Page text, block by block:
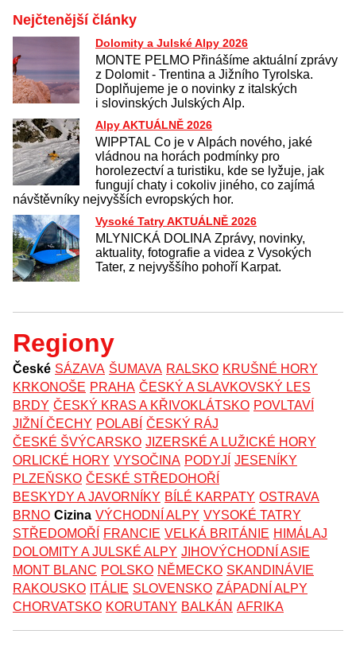
Nejčtenější články
Dolomity a Julské Alpy 2026
MONTE PELMO Přinášíme aktuální zprávy
z Dolomit - Trentina a Jižního Tyrolska.
Doplňujeme je o novinky z italských
i slovinských Julských Alp.
Alpy AKTUÁLNĚ 2026
WIPPTAL Co je v Alpách nového, jaké
vládnou na horách podmínky pro
horolezectví a turistiku, kde se lyžuje, jak
fungují chaty i cokoliv jiného, co zajímá
návštěvníky nejvyšších evropských hor.
Vysoké Tatry AKTUÁLNĚ 2026
MLYNICKÁ DOLINA Zprávy, novinky,
aktuality, fotografie a videa z Vysokých
Tater, z nejvyššího pohoří Karpat.
Regiony
České SÁZAVA ŠUMAVA RALSKO KRUŠNÉ HORY
KRKONOŠE PRAHA ČESKÝ A SLAVKOVSKÝ LES
BRDY ČESKÝ KRAS A KŘIVOKLÁTSKO POVLTAVÍ
JIŽNÍ ČECHY POLABÍ ČESKÝ RÁJ
ČESKÉ ŠVÝCARSKO JIZERSKÉ A LUŽICKÉ HORY
ORLICKÉ HORY VYSOČINA PODYJÍ JESENÍKY
PLZEŇSKO ČESKÉ STŘEDOHOŘÍ
BESKYDY A JAVORNÍKY BÍLÉ KARPATY OSTRAVA
BRNO Cizina VÝCHODNÍ ALPY VYSOKÉ TATRY
STŘEDOMOŘÍ
FRANCIE VELKÁ BRITÁNIE HIMÁLAJ
DOLOMITY A JULSKÉ ALPY JIHOVÝCHODNÍ ASIE
MONT BLANC POLSKO NĚMECKO SKANDINÁVIE
RAKOUSKO ITÁLIE SLOVENSKO ZÁPADNÍ ALPY
CHORVATSKO KORUTANY BALKÁN AFRIKA